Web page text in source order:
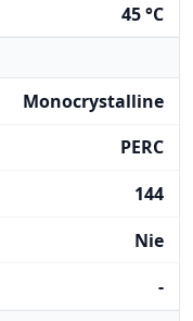
45 °C
Monocrystalline
PERC
144
Nie
-